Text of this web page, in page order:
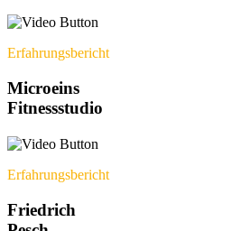
Erfahrungsbericht
Microeins
Fitnessstudio
Erfahrungsbericht
Friedrich